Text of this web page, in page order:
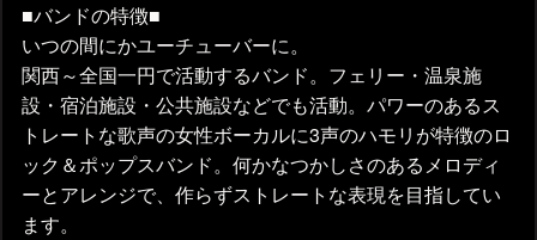
■バンドの特徴■
いつの間にかユーチューバーに。
関西～全国一円で活動するバンド。フェリー・温泉施
設・宿泊施設・公共施設などでも活動。パワーのあるス
トレートな歌声の女性ボーカルに3声のハモリが特徴のロ
ック＆ポップスバンド。何かなつかしさのあるメロディ
ーとアレンジで、作らずストレートな表現を目指してい
ます。